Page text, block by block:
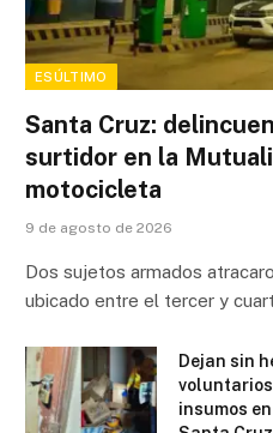
ESÚLTIMO
Santa Cruz:
surtidor en la
motocicleta
9 de agosto de 2026
Dos sujetos armados
ubicado entre el tercer y
Dejan sin
insumos